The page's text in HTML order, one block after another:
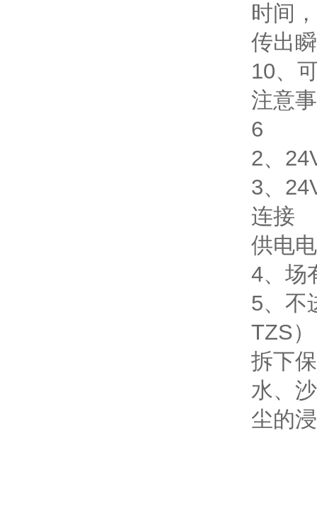
时间
传出
10、
注意
6
2、
3、
连接
供电
4、场
5、不
TZS）
拆下
水、沙
尘的